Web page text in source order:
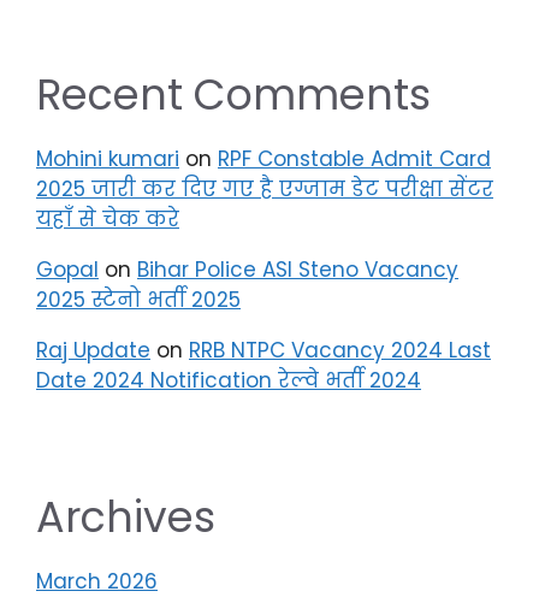
Recent Comments
Mohini kumari on RPF Constable Admit Card
2025 जारी कर दिए गए है एग्जाम डेट परीक्षा सेंटर
यहाँ से चेक करे
Gopal on Bihar Police ASI Steno Vacancy
2025 स्टेनो भर्ती 2025
Raj Update on RRB NTPC Vacancy 2024 Last
Date 2024 Notification रेल्वे भर्ती 2024
Archives
March 2026